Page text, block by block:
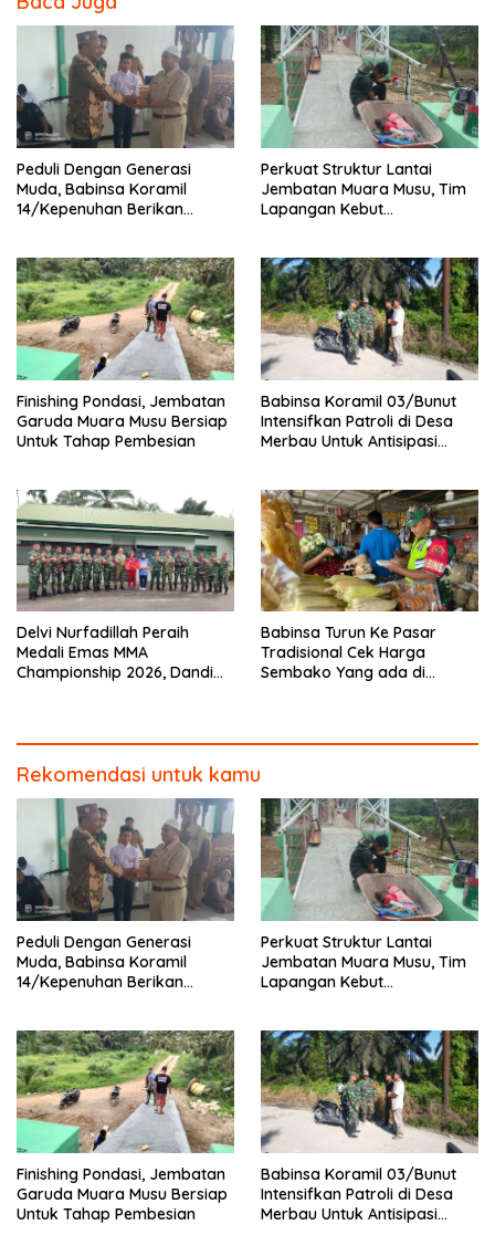
Peduli Dengan Generasi
Muda, Babinsa Koramil
14/Kepenuhan Berikan
Perkuat Struktur Lantai
Jembatan Muara Musu, Tim
Lapangan Kebut
Finishing Pondasi, Jembatan
Garuda Muara Musu Bersiap
Untuk Tahap Pembesian
Babinsa Koramil 03/Bunut
Intensifkan Patroli di Desa
Merbau Untuk Antisipasi
Delvi Nurfadillah Peraih
Medali Emas MMA
Championship 2026, Dandim
Babinsa Turun Ke Pasar
Tradisional Cek Harga
Sembako Yang ada di
Rekomendasi untuk kamu
Peduli Dengan Generasi
Muda, Babinsa Koramil
14/Kepenuhan Berikan
Perkuat Struktur Lantai
Jembatan Muara Musu, Tim
Lapangan Kebut
Finishing Pondasi, Jembatan
Garuda Muara Musu Bersiap
Untuk Tahap Pembesian
Babinsa Koramil 03/Bunut
Intensifkan Patroli di Desa
Merbau Untuk Antisipasi